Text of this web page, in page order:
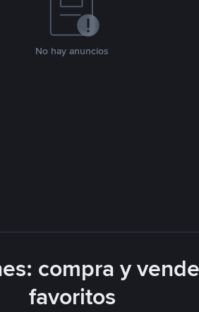
No hay anuncios
compra y
favoritos